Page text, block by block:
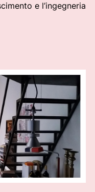
e l’ingegneria